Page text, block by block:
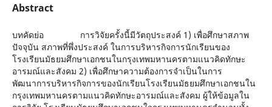
Abstract
บทคัดย่อ การวิจัยครั้งนี้มีวัตถุประสงค์ 1) เพื่อศึกษาสภาพ
ปัจจุบัน สภาพที่พึ่งประสงค์ ในการบริหารกิจการนักเรียนของ
โรงเรียนมัธยมศึกษาเอกชนในกรุงเทพมหานครตามแนวคิดทักษะ
อารมณ์และสังคม 2) เพื่อศึกษาความต้องการจำเป็นในการ
พัฒนาการบริหารกิจการของนักเรียนโรงเรียนมัธยมศึกษาเอกชนใน
กรุงเทพมหานครตามแนวคิดทักษะอารมณ์และสังคม ผู้ให้ข้อมูลใน